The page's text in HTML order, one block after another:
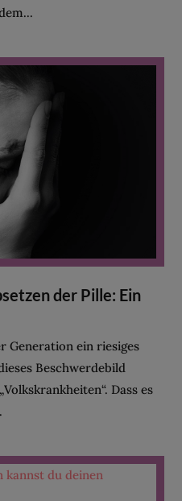
der Pille: Ein
Generation ein riesiges
Beschwerdebild
Dass es